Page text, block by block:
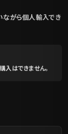
ながら個人輸入でき
入はできません。